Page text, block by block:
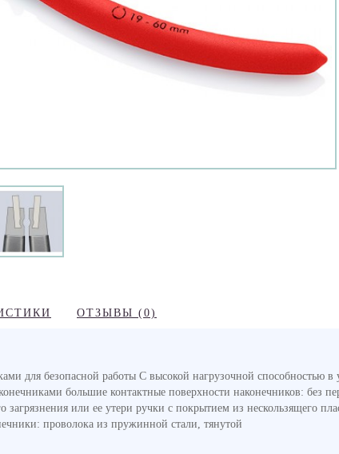
ОТЗЫВЫ (0)
для безопасной работы C высокой нагрузочной способностью
большие контактные поверхности наконечников: без
или ее утери ручки с покрытием из нескользящего
проволока из пружинной стали, тянутой